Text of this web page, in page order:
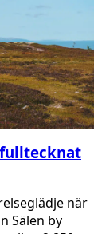
när
Sälen by